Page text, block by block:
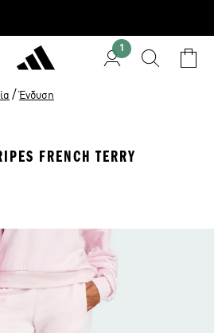
1
/ Ένδυση
FRENCH TERRY